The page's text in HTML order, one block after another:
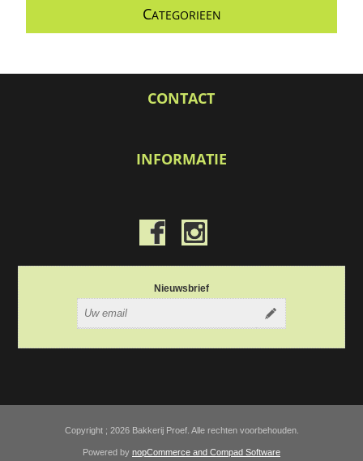
CATEGORIEEN
CONTACT
INFORMATIE
Nieuwsbrief
Copyright ; 2026 Bakkerij Proef. Alle rechten voorbehouden.
Powered by nopCommerce and Compad Software